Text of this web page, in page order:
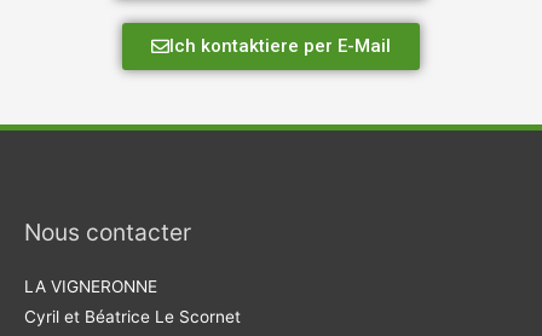
Ich kontaktiere per E-Mail
Nous contacter
LA VIGNERONNE
Cyril et Béatrice Le Scornet